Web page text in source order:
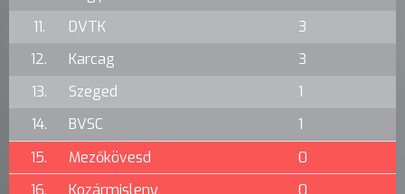
11.
DVTK
3
12.
Karcag
3
13.
Szeged
1
14.
BVSC
1
15.
Mezőkövesd
0
16.
Kozármisleny 0